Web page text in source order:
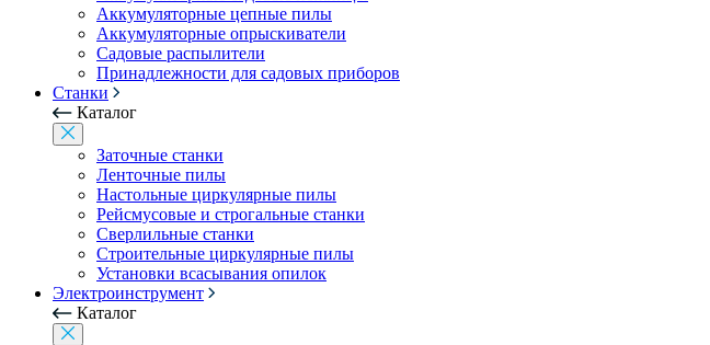
Аккумуляторные цепные пилы
Аккумуляторные опрыскиватели
Садовые распылители
Принадлежности для садовых приборов
Станки
Каталог
Заточные станки
Ленточные пилы
Настольные циркулярные пилы
Рейсмусовые и строгальные станки
Сверлильные станки
Строительные циркулярные пилы
Установки всасывания опилок
Электроинструмент
Каталог